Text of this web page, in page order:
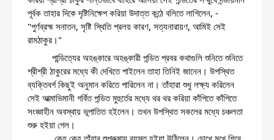
পূর্বক তাহার দিকে দৃষ্টিনিক্ষেপ করিয়া উদাত্ত কন্ঠে বলিতে লাগিলেন, -
"পুর্ণব্রহ্ম সনাতন, সৃষ্টি স্থিতি প্রলয় কারণ, সত্যনারায়ণ, আমিই সেই
রামঠাকুর।"
শ্রীশ্রী ঠাকুরের মধ্যে কী দেখিতে পাইলেন তাহা তিনিই জানেন। উপস্থিত
ব্যক্তিবর্গ কিছুই অনুমান করিতে পারিলেন না। তাঁহারা শুধু লক্ষ্য করিলেন
সেই আত্মাভিমানী গর্বিত পন্ডিত মুহুর্তের মধ্যে থর থর করিয়া কাঁপিতে কাঁপিতে
সংজ্ঞাহীন অবস্থায় ভূপাতিত হইলেন। তখন উপস্থিত সকলের মধ্যে চঞ্চলতা
শুরু হইয়া গেল।